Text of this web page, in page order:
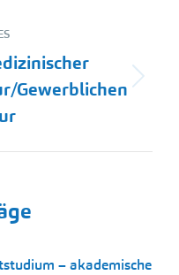
Gewerblichen
– akademische